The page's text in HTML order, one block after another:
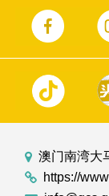
澳门南湾大
https://